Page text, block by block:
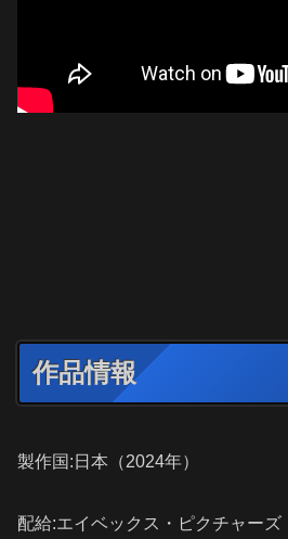
作品情報
製作国:日本（2024年）
配給:エイベックス・ピクチャーズ